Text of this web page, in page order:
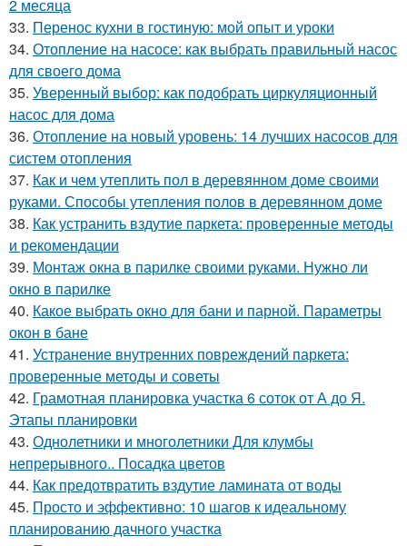
2 месяца
33. Перенос кухни в гостиную: мой опыт и уроки
34. Отопление на насосе: как выбрать правильный насос
для своего дома
35. Уверенный выбор: как подобрать циркуляционный
насос для дома
36. Отопление на новый уровень: 14 лучших насосов для
систем отопления
37. Как и чем утеплить пол в деревянном доме своими
руками. Способы утепления полов в деревянном доме
38. Как устранить вздутие паркета: проверенные методы
и рекомендации
39. Монтаж окна в парилке своими руками. Нужно ли
окно в парилке
40. Какое выбрать окно для бани и парной. Параметры
окон в бане
41. Устранение внутренних повреждений паркета:
проверенные методы и советы
42. Грамотная планировка участка 6 соток от А до Я.
Этапы планировки
43. Однолетники и многолетники Для клумбы
непрерывного.. Посадка цветов
44. Как предотвратить вздутие ламината от воды
45. Просто и эффективно: 10 шагов к идеальному
планированию дачного участка